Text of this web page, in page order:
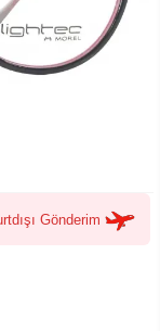
Gönderim